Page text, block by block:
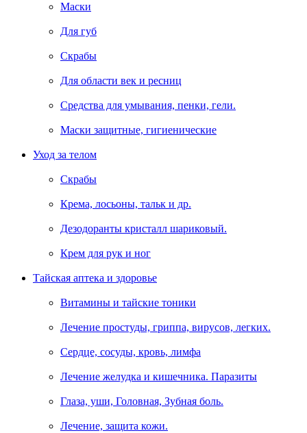
Маски
Для губ
Скрабы
Для области век и ресниц
Средства для умывания, пенки, гели.
Маски защитные, гигиенические
Уход за телом
Скрабы
Крема, лосьоны, тальк и др.
Дезодоранты кристалл шариковый.
Крем для рук и ног
Тайская аптека и здоровье
Витамины и тайские тоники
Лечение простуды, гриппа, вирусов, легких.
Сердце, сосуды, кровь, лимфа
Лечение желудка и кишечника. Паразиты
Глаза, уши, Головная, Зубная боль.
Лечение, защита кожи.